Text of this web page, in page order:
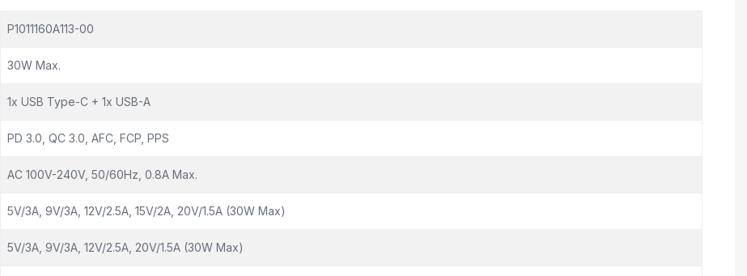
P1011160A113-00
30W Max.
1x USB Type-C + 1x USB-A
PD 3.0, QC 3.0, AFC, FCP, PPS
AC 100V-240V, 50/60Hz, 0.8A Max.
5V/3A, 9V/3A, 12V/2.5A, 15V/2A, 20V/1.5A (30W Max)
5V/3A, 9V/3A, 12V/2.5A, 20V/1.5A (30W Max)